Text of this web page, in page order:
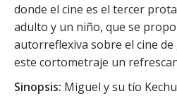
donde el cine es el tercer
adulto y un niño, que se
autorreflexiva sobre el cine
este cortometraje un
Sinopsis: Miguel y su tío